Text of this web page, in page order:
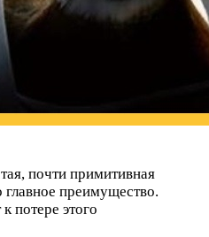
почти примитивная
главное преимущество.
потере этого